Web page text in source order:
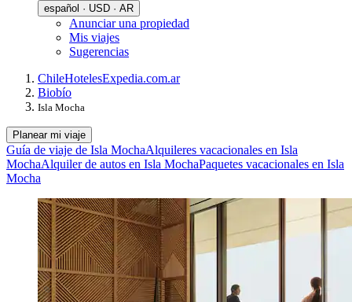
español · USD · AR
Anunciar una propiedad
Mis viajes
Sugerencias
ChileHotelesExpedia.com.ar
Biobío
Isla Mocha
Planear mi viaje
Guía de viaje de Isla MochaAlquileres vacacionales en Isla
MochaAlquiler de autos en Isla MochaPaquetes vacacionales en Isla
Mocha